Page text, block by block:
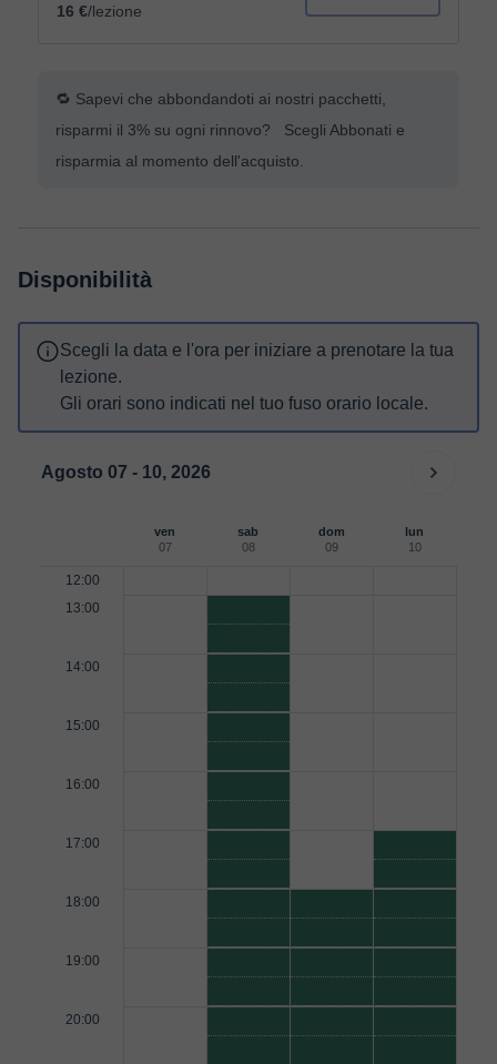
16 €/lezione
🔁 Sapevi che abbondandoti ai nostri pacchetti,
risparmi il 3% su ogni rinnovo? Scegli Abbonati e
risparmia al momento dell'acquisto.
Disponibilità
Scegli la data e l'ora per iniziare a prenotare la tua
lezione.
Gli orari sono indicati nel tuo fuso orario locale.
Agosto 07 - 10, 2026
ven
07
sab
08
dom
09
lun
10
12:00
13:00
14:00
15:00
16:00
17:00
18:00
19:00
20:00